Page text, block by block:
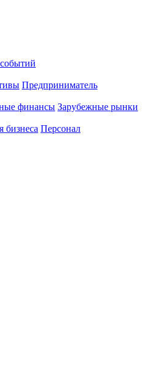
Предприниматель
финансы Зарубежные рынки
бизнеса Персонал